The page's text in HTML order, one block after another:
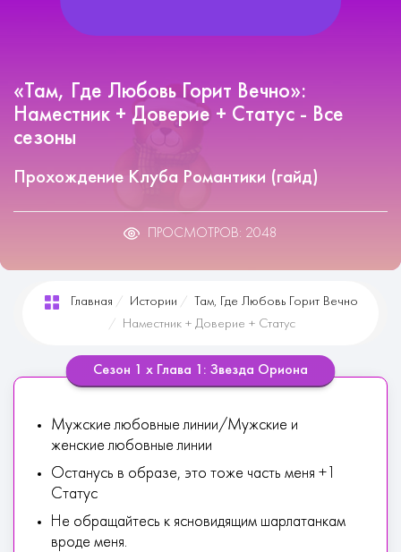
«Там, Где Любовь Горит Вечно»:
Наместник + Доверие + Статус - Все
сезоны
Прохождение Клуба Романтики (гайд)
ПРОСМОТРОВ: 2048
Главная Истории
Там, Где Любовь Горит Вечно
Наместник + Доверие + Статус
Сезон 1 х Глава 1: Звезда Ориона
Мужские любовные линии/Мужские и
женские любовные линии
Останусь в образе, это тоже часть меня +1
Статус
Не обращайтесь к ясновидящим шарлатанкам
вроде меня.